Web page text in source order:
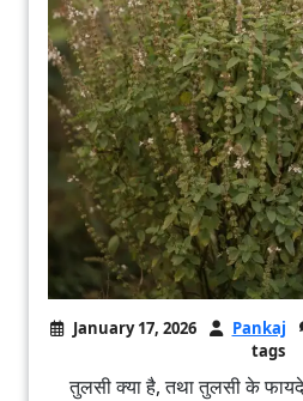
January 17, 2026 Pankaj
tags
तुलसी क्या है, तथा तुलसी के